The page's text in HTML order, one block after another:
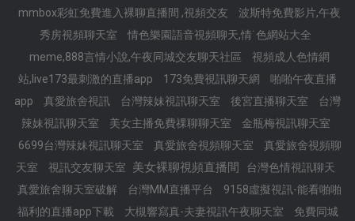
mmbox彩虹免費進入裸聊直播間 ,視頻交友
波斯特免費影片,午夜
秀房視頻聊天室
情色樂園語音視頻聊天,情˙色網站大全
meme,888言情小說,午夜同城交友聊天社區
視頻成人色情網
站,live173最刺激的直播app
173免費視訊聊天網
啪啪午夜直播
app
真愛旅舍視訊 台灣辣妹視訊聊天室 後宮直播聊天室
台灣
辣妹視訊聊天室
美女主播免費祼聊聊天室
金瓶梅視訊聊天室
6699台灣辣妹視訊聊天室
真愛旅舍視頻聊天室
真愛旅舍視頻聊
天室
視訊交友聊天室 美女裸聊視頻直播間
台灣色情視訊聊天
真愛旅舍聊天室破解
台灣MM直播平台
9158虛擬視訊-能看啪啪
福利的直播app下載
大槻響寫真-夫妻視訊午夜聊天室
免費同城